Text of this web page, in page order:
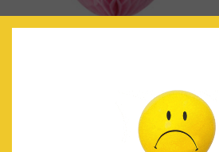
AÑADIR AL